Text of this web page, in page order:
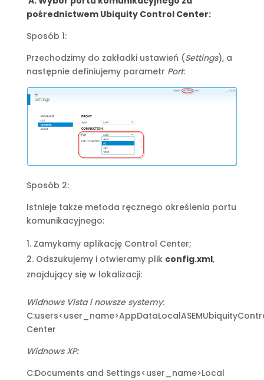
pośrednictwem Ubiquity Control Center:
Sposób 1:
Przechodzimy do zakładki ustawień (Settings), a
następnie definiujemy parametr Port:
Sposób 2:
Istnieje także metoda ręcznego określenia portu
komunikacyjnego:
Zamykamy aplikację Control Center;
Odszukujemy i otwieramy plik config.xml,
znajdujący się w lokalizacji:
Widnows Vista i nowsze systemy:
Center
Widnows XP:
C:Documents and Settings<user_name>Local